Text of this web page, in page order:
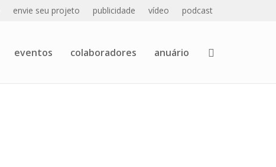
envie seu projeto publicidade vídeo podcast
eventos colaboradores anuário